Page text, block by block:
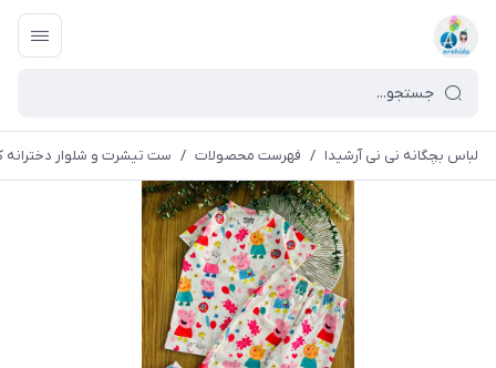
لباس بچگانه نی نی آرشیدا / فهرست محصولات / ست تیشرت و شلوار دخترانه کد